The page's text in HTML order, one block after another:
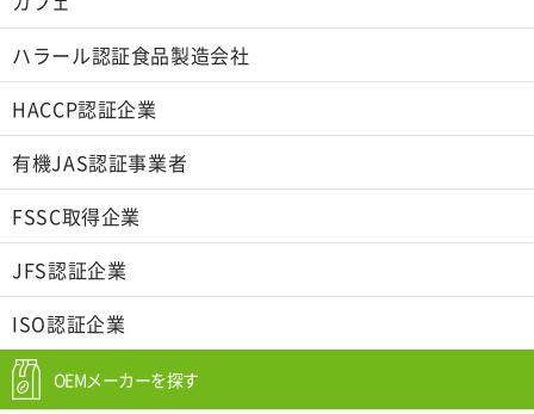
ハラール認証食品製造会社
HACCP認証企業
有機JAS認証事業者
FSSC取得企業
JFS認証企業
ISO認証企業
OEMメーカーを探す